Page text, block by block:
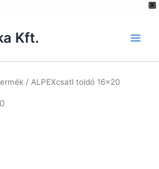
X
Kft.
/ ALPEXcsatl toldó 16×20